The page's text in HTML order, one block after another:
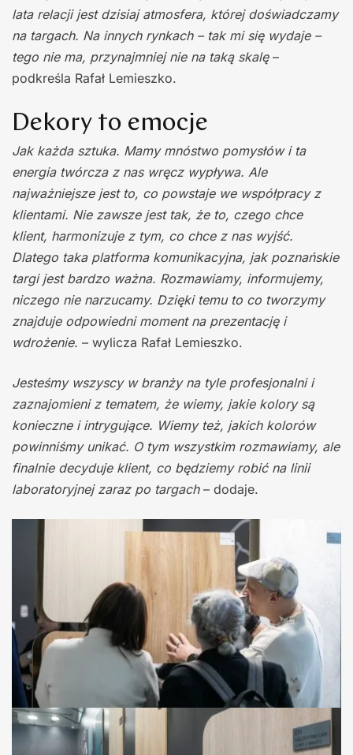
lata relacji jest dzisiaj atmosfera, której doświadczamy
na targach. Na innych rynkach – tak mi się wydaje –
tego nie ma, przynajmniej nie na taką skalę–
podkreśla Rafał Lemieszko.
Dekory to emocje
Jak każda sztuka. Mamy mnóstwo pomysłów i ta
energia twórcza z nas wręcz wypływa. Ale
najważniejsze jest to, co powstaje we współpracy z
klientami. Nie zawsze jest tak, że to, czego chce
klient, harmonizuje z tym, co chce z nas wyjść.
Dlatego taka platforma komunikacyjna, jak poznańskie
targi jest bardzo ważna. Rozmawiamy, informujemy,
niczego nie narzucamy. Dzięki temu to co tworzymy
znajduje odpowiedni moment na prezentację i
wdrożenie. – wylicza Rafał Lemieszko.
Jesteśmy wszyscy w branży na tyle profesjonalni i
zaznajomieni z tematem, że wiemy, jakie kolory są
konieczne i intrygujące. Wiemy też, jakich kolorów
powinniśmy unikać. O tym wszystkim rozmawiamy, ale
finalnie decyduje klient, co będziemy robić na linii
laboratoryjnej zaraz po targach– dodaje.